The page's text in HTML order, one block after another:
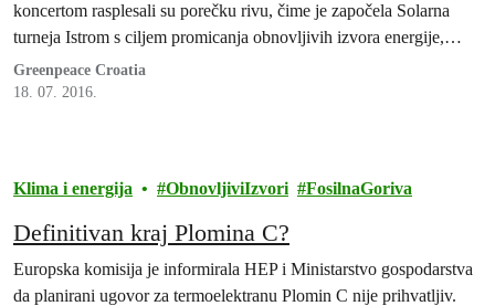
koncertom rasplesali su porečku rivu, čime je započela Solarna
turneja Istrom s ciljem promicanja obnovljivih izvora energije,
ponajprije solarne energije na Jadranu
Greenpeace Croatia
18. 07. 2016.
Klima i energija ObnovljiviIzvori FosilnaGoriva
Definitivan kraj Plomina C?
Europska komisija je informirala HEP i Ministarstvo gospodarstva
da planirani ugovor za termoelektranu Plomin C nije prihvatljiv.